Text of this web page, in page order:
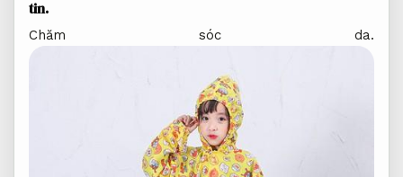
tin.
Chăm sóc da.